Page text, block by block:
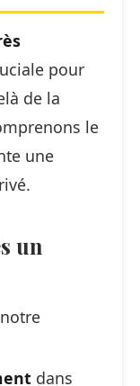
pour
de la
le
une
un
dans